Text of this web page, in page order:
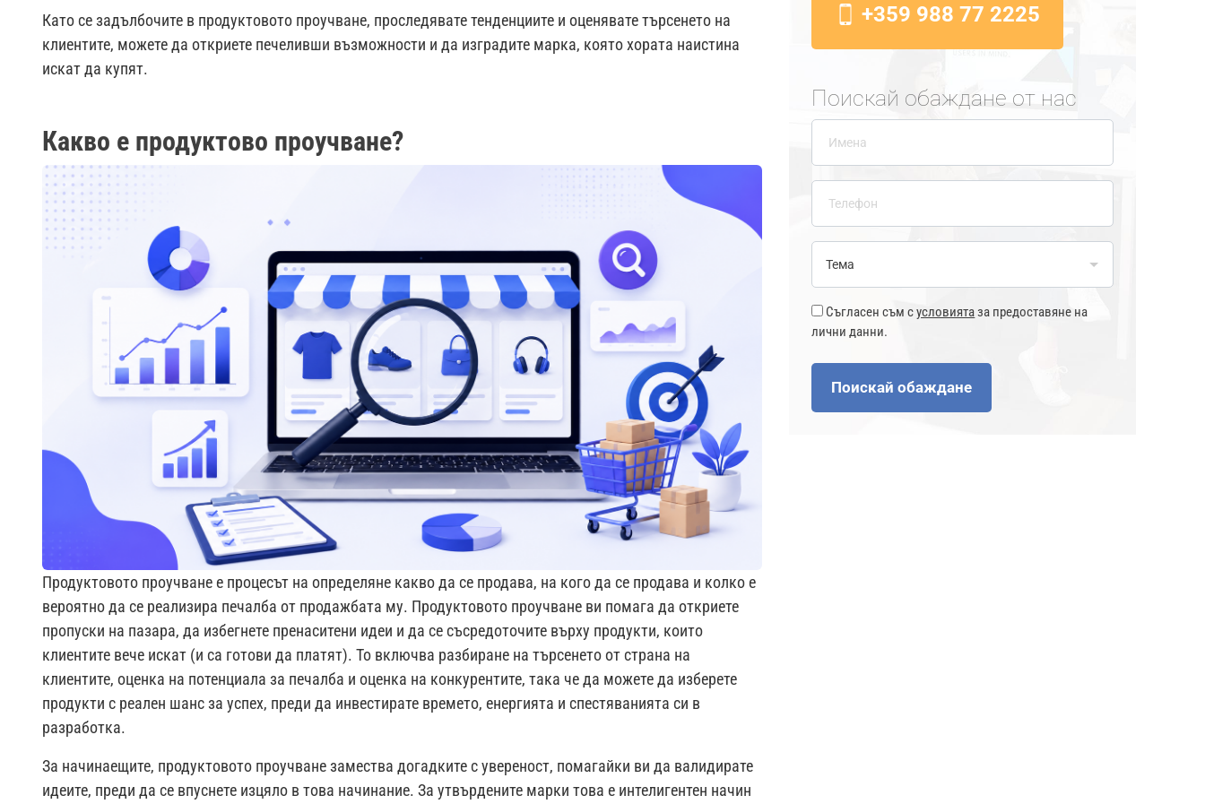
Като се задълбочите в продуктовото проучване, проследявате тенденциите и оценявате търсенето на
клиентите, можете да откриете печеливши възможности и да изградите марка, която хората наистина
искат да купят.
Какво е продуктово проучване?
Продуктовото проучване е процесът на определяне какво да се продава, на кого да се продава и колко е
вероятно да се реализира печалба от продажбата му. Продуктовото проучване ви помага да откриете
пропуски на пазара, да избегнете пренаситени идеи и да се съсредоточите върху продукти, които
клиентите вече искат (и са готови да платят). То включва разбиране на търсенето от страна на
клиентите, оценка на потенциала за печалба и оценка на конкурентите, така че да можете да изберете
продукти с реален шанс за успех, преди да инвестирате времето, енергията и спестяванията си в
разработка.
За начинаещите, продуктовото проучване замества догадките с увереност, помагайки ви да валидирате
идеите, преди да се впуснете изцяло в това начинание. За утвърдените марки това е интелигентен начин
+359 988 77 2225
Поискай обаждане от нас
Съгласен съм сусловиятаза предоставяне на
лични данни.
Поискай обаждане